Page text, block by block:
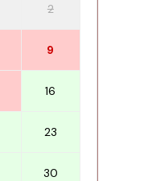
2
9
16
23
30